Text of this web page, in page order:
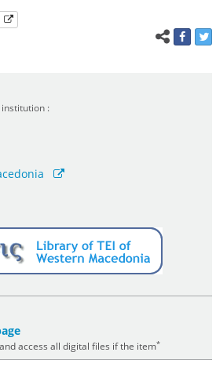
:
access all digital files if the item*